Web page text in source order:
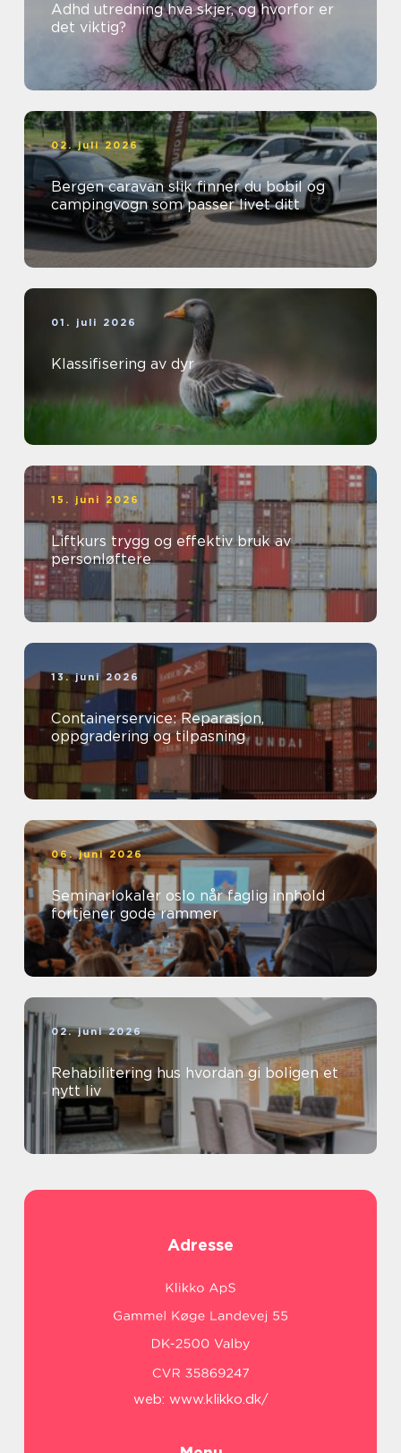
Adhd utredning hva skjer, og hvorfor er
det viktig?
02. juli 2026
Bergen caravan slik finner du bobil og
campingvogn som passer livet ditt
01. juli 2026
Klassifisering av dyr
15. juni 2026
Liftkurs trygg og effektiv bruk av
personløftere
13. juni 2026
Containerservice: Reparasjon,
oppgradering og tilpasning
06. juni 2026
Seminarlokaler oslo når faglig innhold
fortjener gode rammer
02. juni 2026
Rehabilitering hus hvordan gi boligen et
nytt liv
Adresse
web: www.klikko.dk/